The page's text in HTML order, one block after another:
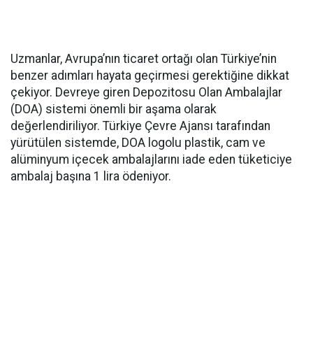
Uzmanlar, Avrupa’nın ticaret ortağı olan Türkiye’nin
benzer adımları hayata geçirmesi gerektiğine dikkat
çekiyor. Devreye giren Depozitosu Olan Ambalajlar
(DOA) sistemi önemli bir aşama olarak
değerlendiriliyor. Türkiye Çevre Ajansı tarafından
yürütülen sistemde, DOA logolu plastik, cam ve
alüminyum içecek ambalajlarını iade eden tüketiciye
ambalaj başına 1 lira ödeniyor.